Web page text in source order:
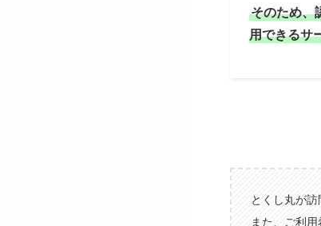
そのため、
用できるサ
とくし丸が訪
また、ご利